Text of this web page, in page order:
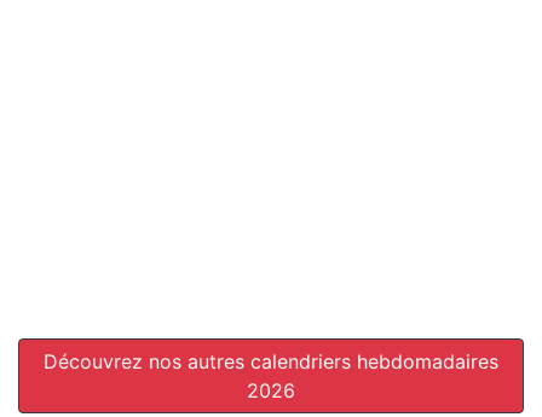
Découvrez nos autres calendriers hebdomadaires
2026